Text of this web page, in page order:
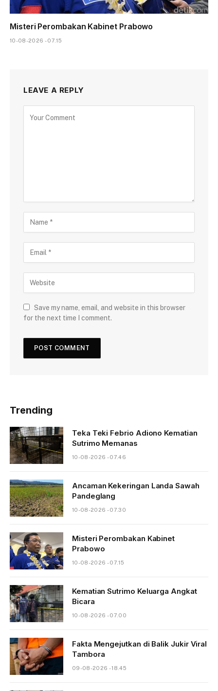
Misteri Perombakan Kabinet Prabowo
10-08-2026 - 07.15
LEAVE A REPLY
Save my name, email, and website in this browser
for the next time I comment.
Trending
Teka Teki Febrio Adiono Kematian
Sutrimo Memanas
10-08-2026 - 07.46
Ancaman Kekeringan Landa Sawah
Pandeglang
10-08-2026 - 07.30
Misteri Perombakan Kabinet
Prabowo
10-08-2026 - 07.15
Kematian Sutrimo Keluarga Angkat
Bicara
10-08-2026 - 07.00
Fakta Mengejutkan di Balik Jukir Viral
Tambora
09-08-2026 - 18.45